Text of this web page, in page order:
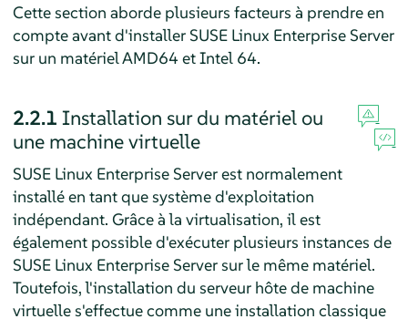
Cette section aborde plusieurs facteurs à prendre en
compte avant d'installer SUSE Linux Enterprise Server
sur un matériel AMD64 et Intel 64.
2.2.1 Installation sur du matériel ou
une machine virtuelle
SUSE Linux Enterprise Serverest normalement
installé en tant que système d'exploitation
indépendant. Grâce à la virtualisation, il est
également possible d'exécuter plusieurs instances de
SUSE Linux Enterprise Serversur le même matériel.
Toutefois, l'installation du serveur hôte de machine
virtuelle s'effectue comme une installation classique